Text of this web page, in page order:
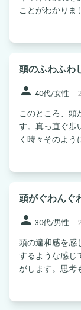
ことがわかりま
頭のふわふわ
person 40代/女性 -
このところ、頭
す。真っ直ぐ歩
く時々そのよう
頭がぐわんぐ
person 30代/男性 -
頭の違和感を感
するような感じ
がします。思考